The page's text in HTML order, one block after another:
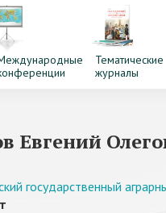
Тематические
журналы
Евгений
государственный